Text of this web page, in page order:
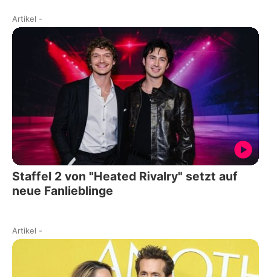
Artikel -
Staffel 2 von "Heated Rivalry" setzt auf
neue Fanlieblinge
Artikel -